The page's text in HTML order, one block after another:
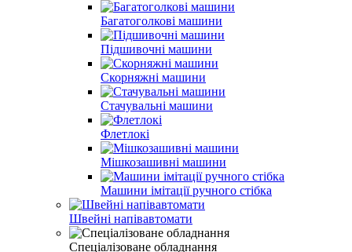
Багатоголкові машини
Підшивочні машини
Скорняжні машини
Стачувальні машини
Флетлокі
Мішкозашивні машини
Машини імітації ручного стібка
Швейні напівавтомати
Спеціалізоване обладнання